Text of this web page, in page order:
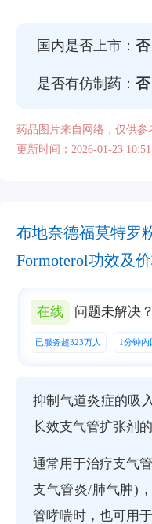
国内是否上市： 否
是否有仿制药： 否
药品图片来自网络，仅供参
更新时间：2026-01-23
布地奈德福莫特罗
Formoterol功效及
在线 问题未解决
已服务超323万人 1分钟内
抑制气道炎症的吸
长效支气管扩张剂
通常用于治疗支气
支气管炎/肺气肿)
管哮喘时，也可用于